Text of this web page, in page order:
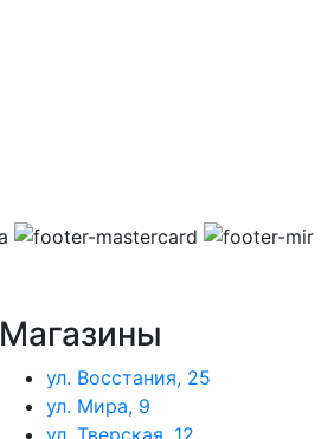
Магазины
ул. Восстания, 25
ул. Мира, 9